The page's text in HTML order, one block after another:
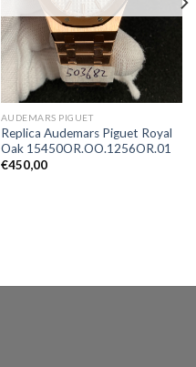
AUDEMARS PIGUET
Replica Audemars Piguet Royal
Oak 15450OR.OO.1256OR.01
€450,00